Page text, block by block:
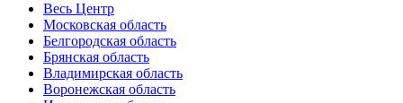
Весь Центр
Московская область
Белгородская область
Брянская область
Владимирская область
Воронежская область